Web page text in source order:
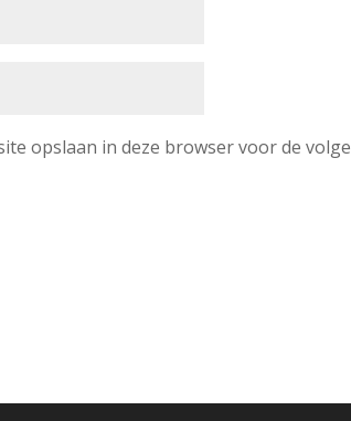
opslaan in deze browser voor de